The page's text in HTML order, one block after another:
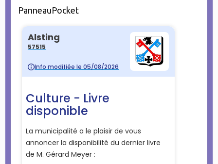
PanneauPocket